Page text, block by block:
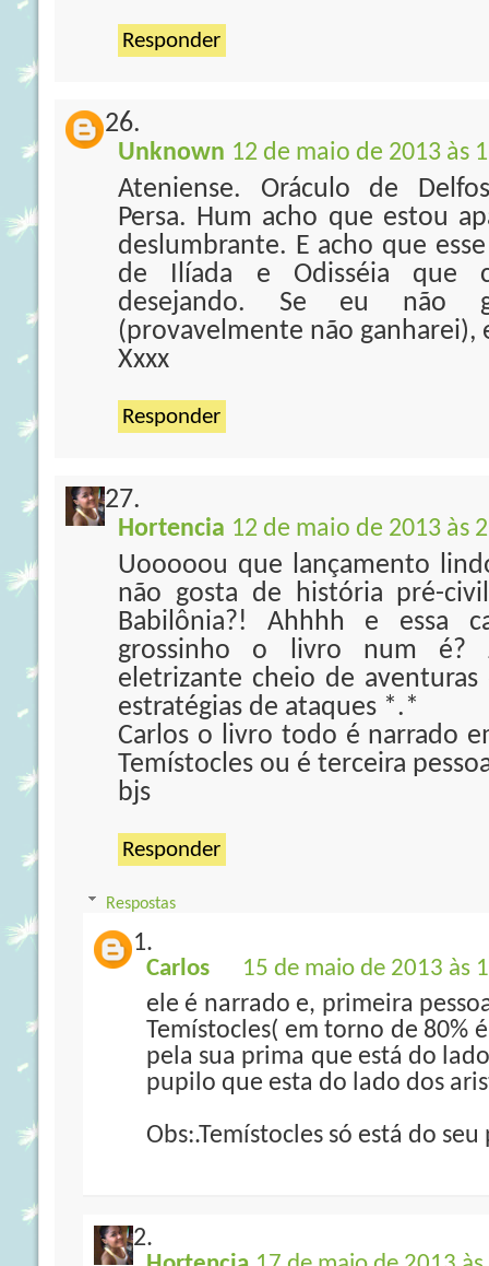
Responder
Unknown 12 de maio de 2013 às
Ateniense. Oráculo de
Persa. Hum acho que estou
deslumbrante. E acho que
de Ilíada e Odisséia que
desejando. Se eu não
(provavelmente não
Xxxx
Responder
Hortencia 12 de maio de 2013 às
Uooooou que lançamento
não gosta de história pré-
Babilônia?! Ahhhh e essa
grossinho o livro num é?
eletrizante cheio de
estratégias de ataques *.*
Carlos o livro todo é narrado
Temístocles ou é terceira
bjs
Responder
Respostas
Carlos 15 de maio de 2013 às
ele é narrado e, primeira
Temístocles( em torno de 80%
pela sua prima que está do
pupilo que esta do lado dos
Obs:.Temístocles só está do